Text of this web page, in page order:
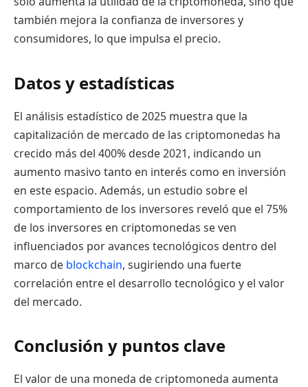
también mejora la confianza de inversores y
consumidores, lo que impulsa el precio.
Datos y estadísticas
El análisis estadístico de 2025 muestra que la
capitalización de mercado de las criptomonedas ha
crecido más del 400% desde 2021, indicando un
aumento masivo tanto en interés como en inversión
en este espacio. Además, un estudio sobre el
comportamiento de los inversores reveló que el 75%
de los inversores en criptomonedas se ven
influenciados por avances tecnológicos dentro del
marco de blockchain, sugiriendo una fuerte
correlación entre el desarrollo tecnológico y el valor
del mercado.
Conclusión y puntos clave
El valor de una moneda de criptomoneda aumenta